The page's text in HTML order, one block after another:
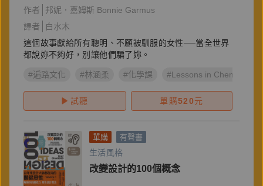
作者
邦妮．嘉姆斯 Bonnie Garmus
譯者
白水木
這個故事獻給所有聰明、不願被馴服的女性──當全世界
都說妳不夠好，別讓他們騙了妳。
#遍路文化 #林涵柔 #化學課 #Lessons in Chemistry
試聽 單購520元
單購 有聲書
生活風格
改變設計的100個概念